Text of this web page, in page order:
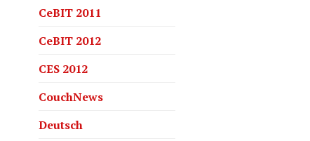
Surface mit Windows RT – 64GB
CeBIT 2011
CeBIT 2012
CES 2012
CouchNews
Deutsch